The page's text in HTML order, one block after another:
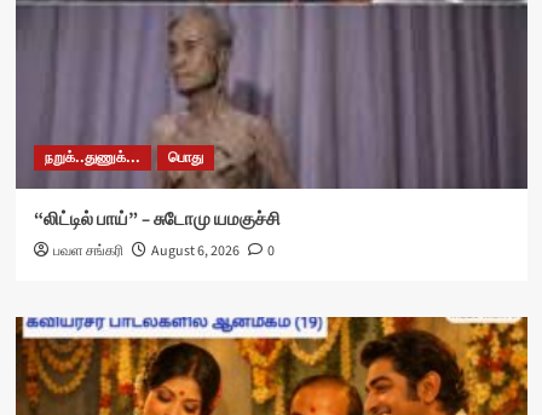
நறுக்..துணுக்... பொது
“லிட்டில் பாய்” – சுடோமு யமகுச்சி
பவள சங்கரி August 6, 2026 0